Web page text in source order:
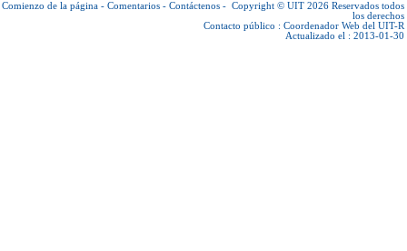
Comienzo de la página - Comentarios - Contáctenos - Copyright © UIT 2026 Reservados todos
los derechos
Contacto público : Coordenador Web del UIT-R
Actualizado el : 2013-01-30